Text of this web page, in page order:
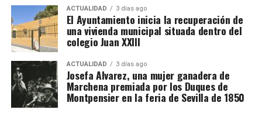
Por qué prefieren Francia
La principal razón es económica. Los jornaleros
pueden concentrar en pocas semanas unos ingresos
superiores a los obtenidos en campañas
equivalentes en Andalucía. También encuentran
mayor control de las jornadas, pago regulado de las
horas extras y cuadrillas que regresan a las mismas
ACTUALIDAD 3 días ago
El Ayuntamiento inicia la recuperación de
una vivienda municipal situada dentro del
colegio Juan XXIII
ACTUALIDAD 3 días ago
Josefa Alvarez, una mujer ganadera de
Marchena premiada por los Duques de
Montpensier en la feria de Sevilla de 1850